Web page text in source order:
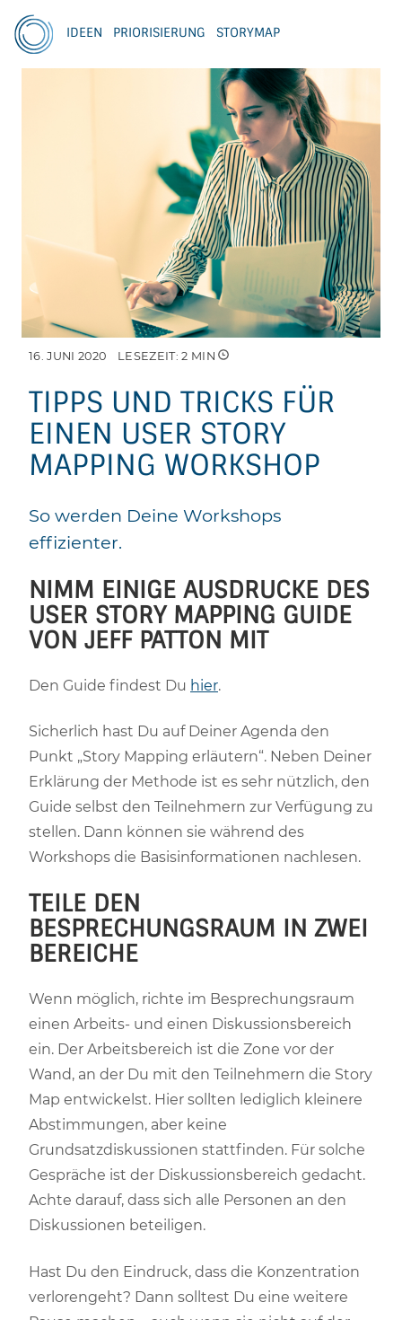
IDEEN PRIORISIERUNG STORYMAP
16. JUNI 2020 LESEZEIT:2 MIN
TIPPS UND TRICKS FÜR
EINEN USER STORY
MAPPING WORKSHOP
So werden Deine Workshops
effizienter.
NIMM EINIGE AUSDRUCKE DES
USER STORY MAPPING GUIDE
VON JEFF PATTON MIT
Den Guide findest Du hier.
Sicherlich hast Du auf Deiner Agenda den
Punkt „Story Mapping erläutern“. Neben Deiner
Erklärung der Methode ist es sehr nützlich, den
Guide selbst den Teilnehmern zur Verfügung zu
stellen. Dann können sie während des
Workshops die Basisinformationen nachlesen.
TEILE DEN
BESPRECHUNGSRAUM IN ZWEI
BEREICHE
Wenn möglich, richte im Besprechungsraum
einen Arbeits- und einen Diskussionsbereich
ein. Der Arbeitsbereich ist die Zone vor der
Wand, an der Du mit den Teilnehmern die Story
Map entwickelst. Hier sollten lediglich kleinere
Abstimmungen, aber keine
Grundsatzdiskussionen stattfinden. Für solche
Gespräche ist der Diskussionsbereich gedacht.
Achte darauf, dass sich alle Personen an den
Diskussionen beteiligen.
Hast Du den Eindruck, dass die Konzentration
verlorengeht? Dann solltest Du eine weitere